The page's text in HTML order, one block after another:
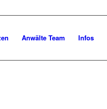
Anwälte Team Infos